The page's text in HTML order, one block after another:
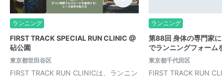
ランニング
FIRST TRACK SPECIAL RUN CLINIC @
砧公園
東京都世田谷区
FIRST TRACK RUN CLINICは、ランニン
ランニング
第88回 身体の専門家
でランニングフォーム
東京都千代田区
FIRST TRACK RUN